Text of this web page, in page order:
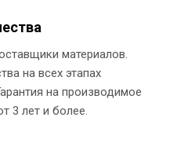
материалов.
на всех этапах
на производимое
3 лет и более.